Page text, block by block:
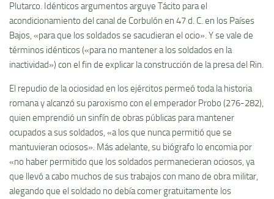
Plutarco. Idénticos argumentos arguye Tácito para el
acondicionamiento del canal de Corbulón en 47 d. C. en los Países
Bajos, «para que los soldados se sacudieran el ocio». Y se vale de
términos idénticos («para no mantener a los soldados en la
inactividad») con el fin de explicar la construcción de la presa del Rin.
El repudio de la ociosidad en los ejércitos permeó toda la historia
romana y alcanzó su paroxismo con el emperador Probo (276-282),
quien emprendió un sinfín de obras públicas para mantener
ocupados a sus soldados, «a los que nunca permitió que se
mantuvieran ociosos». Más adelante, su biógrafo lo encomia por
«no haber permitido que los soldados permanecieran ociosos, ya
que llevó a cabo muchos de sus trabajos con mano de obra militar,
alegando que el soldado no debía comer gratuitamente los